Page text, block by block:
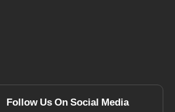
Follow Us On Social Media